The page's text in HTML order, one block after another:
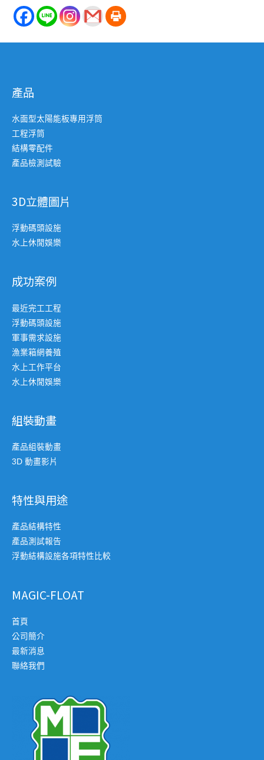
產品
水面型太陽能板專用浮筒
工程浮筒
結構零配件
產品檢測試驗
3D立體圖片
浮動碼頭設施
水上休閒娛樂
成功案例
最近完工工程
浮動碼頭設施
軍事需求設施
漁業箱網養殖
水上工作平台
水上休閒娛樂
組裝動畫
產品組裝動畫
3D 動畫影片
特性與用途
產品結構特性
產品測試報告
浮動結構設施各項特性比較
MAGIC-FLOAT
首頁
公司簡介
最新消息
聯絡我們